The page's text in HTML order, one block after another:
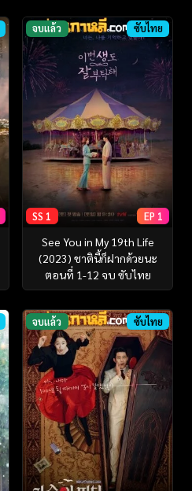
จบแล้ว ซับไทย
SS 1 EP 1
See You in My 19th Life
(2023) ชาตินี้ก็ฝากด้วยนะ
ตอนที่ 1-12 จบ ซับไทย
จบแล้ว ซับไทย